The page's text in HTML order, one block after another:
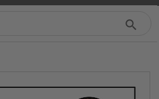
POPPERS
Pack Popper El Toro Premium